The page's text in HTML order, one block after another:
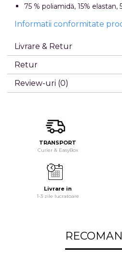
75 % poliamidă, 15%
Informatii conformitate
Livrare & Retur
Retur
Review-uri (0)
TRANSPORT
Curier & EasyBox
Livrare in
1-3 zile lucratoare